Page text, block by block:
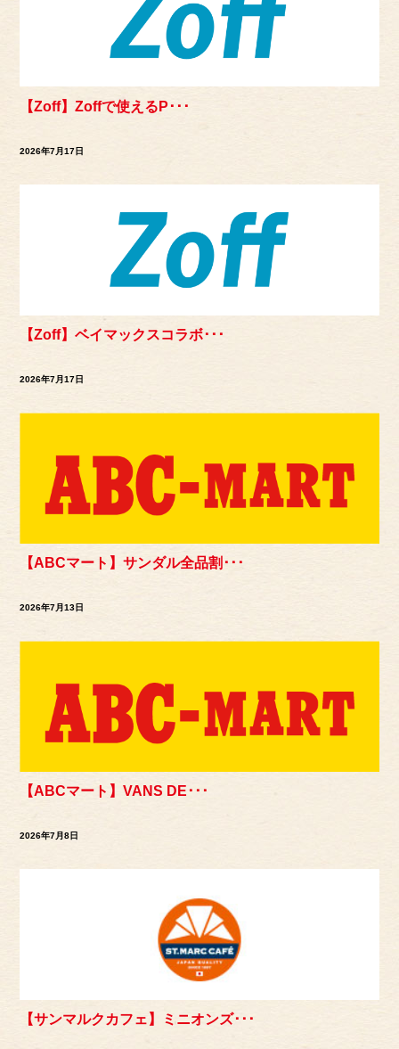
【Zoff】Zoffで使えるP･･･
2026年7月17日
【Zoff】ベイマックスコラボ･･･
2026年7月17日
【ABCマート】サンダル全品割･･･
2026年7月13日
【ABCマート】VANS DE･･･
2026年7月8日
【サンマルクカフェ】ミニオンズ･･･